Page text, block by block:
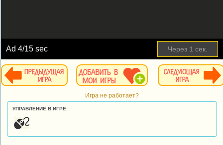
Ad4/15 sec Через 1 сек.
Игра не работает?
УПРАВЛЕНИЕ В ИГРЕ: